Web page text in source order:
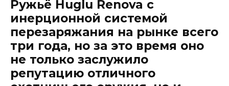
Ружьё Huglu Renova с
инерционной системой
перезаряжания на рынке всего
три года, но за это время оно
не только заслужило
репутацию отличного